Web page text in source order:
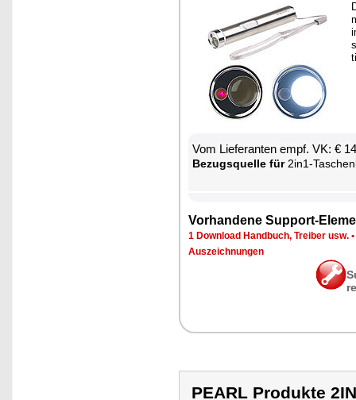
Vom Lie­fe­ran­ten empf. VK: €
Be­zugs­quel­le für2in1-
Vor­han­de­ne Sup­port-
1 Down­load Hand­buch, Trei­ber usw. •
Aus­zeich­nun­gen
PEARL Produkte